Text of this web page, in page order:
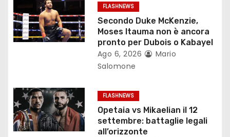
o
n
r
t
FLASHNEWS
Secondo Duke McKenzie,
Moses Itauma non è ancora
pronto per Dubois o Kabayel
Ago 6, 2026
Mario
Salomone
FLASHNEWS
Opetaia vs Mikaelian il 12
settembre: battaglie legali
all’orizzonte